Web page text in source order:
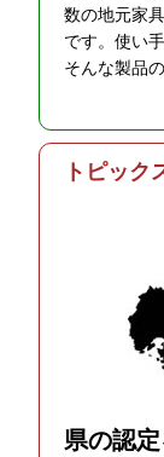
数の地元家
です。使い
そんな製品
トピック
県の認定